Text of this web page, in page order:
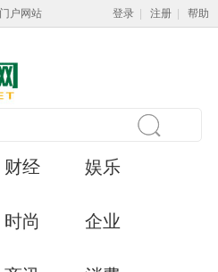
户网站 登录 注册 帮助
财经 娱乐
时尚 企业